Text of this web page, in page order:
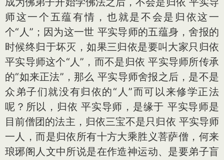
师这一个五蕴有情，也就是不会是归依这一
个“人”；因为这一世 平实导师的五蕴身，舍报的
时候终归于坏灭，如果三归依是要叫大家只归依
平实导师这个“人”，而不是归依 平实导师所传承
的“如来正法”，那么 平实导师舍报之后，是不是
众弟子们就没有归依的“人”而可以来修学正法
呢？所以，归依 平实导师，是缘于 平实导师是
目前僧团的法主，归依三宝不是只归依 平实导师
一人，而是归依所有十方大乘胜义菩萨僧，何来
琅琊阁人文中所说是在作造神运动、是要弟子盲